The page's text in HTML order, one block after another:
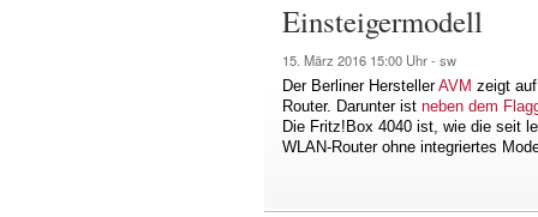
Einsteigermodell
15. März 2016 15:00 Uhr - sw
Der Berliner HerstellerAVM zeigt
Router. Darunter ist neben dem
Die Fritz!Box 4040 ist, wie die seit
WLAN-Router ohne integriertes